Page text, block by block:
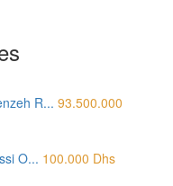
R... 93.500.000
O... 100.000 Dhs